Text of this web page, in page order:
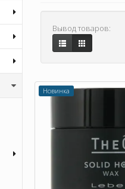
Вывод товаров:
Новинка